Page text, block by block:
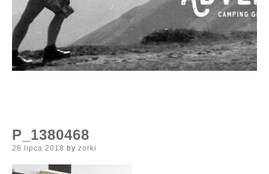
P_1380468
Posted
26 lipca 2018 by zorki